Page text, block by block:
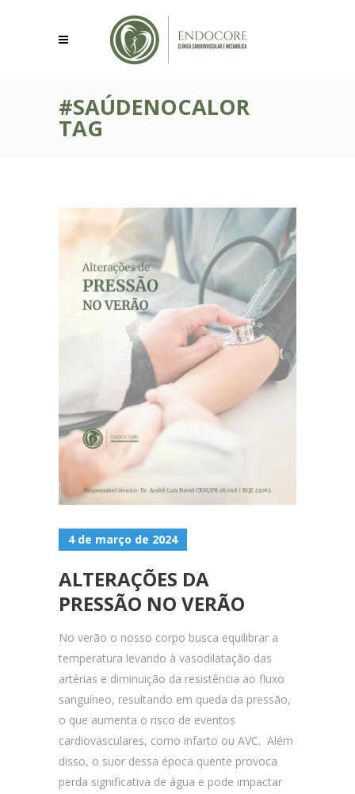
#SAÚDENOCALOR
TAG
4 de março de 2024
ALTERAÇÕES DA
PRESSÃO NO VERÃO
No verão o nosso corpo busca equilibrar a
temperatura levando à vasodilatação das
artérias e diminuição da resistência ao fluxo
sanguíneo, resultando em queda da pressão,
o que aumenta o risco de eventos
cardiovasculares, como infarto ou AVC. Além
disso, o suor dessa época quente provoca
perda significativa de água e pode impactar